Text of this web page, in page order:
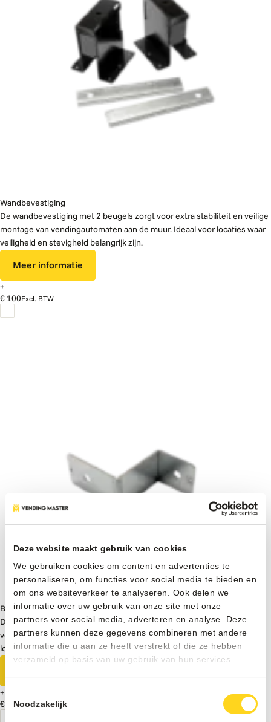
Deze website maakt gebruik van cookies
We gebruiken cookies om content en advertenties te
personaliseren, om functies voor social media te bieden en
om ons websiteverkeer te analyseren. Ook delen we
informatie over uw gebruik van onze site met onze
partners voor social media, adverteren en analyse. Deze
partners kunnen deze gegevens combineren met andere
informatie die u aan ze heeft verstrekt of die ze hebben
verzameld op basis van uw gebruik van hun services.
Noodzakelijk
Wandbevestiging
De wandbevestiging met 2 beugels zorgt voor extra stabiliteit en veilige
montage van vendingautomaten aan de muur. Ideaal voor locaties waar
veiligheid en stevigheid belangrijk zijn.
Meer informatie
+
€ 100Excl. BTW
Bodembevestiging 4 poten
De bodembevestiging voor 4 poten zorgt voor maximale stabiliteit en
veilige verankering van jouw (outdoor) vendingautomaat. Ideaal voor
locaties waar stevigheid en veiligheid essentieel zijn.
+
€ 75Excl. BTW